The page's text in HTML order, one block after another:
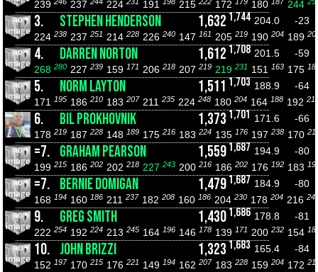
239 237 224 191 215 172 180 244
3. STEPHEN HENDERSON 1,632 1,744 204.0
-23
224 238 237 251 214 228 226 240 147 161 205 219 190 204 189
4. DARREN NORTON 1,612 1,708 201.5
-59
268 280 227 239 159 171 206 218 207 219 219 231 151 163 175
5. NORM LAYTON 1,511 1,703 188.9
-64
171
195 186 210 183 207 211 235 224 248 180 204 164 188 192
6. BIL PROKHOVNIK 1,373 1,701 171.6
-66
178 219 187 228 148 189 175 216 183 224 135 176 197 238 170
=7. GRAHAM PEARSON 1,5591,687 194.9
-80
199 215 186 202 202 218 227 243 200 216 186 202 176 192 183
=7. BERNIE DOMIGAN 1,4791,687 184.9
-80
168 194 160 186 211 237 182 208 160 186 204 230 178 204 216
9. GREG SMITH 1,4301,686 178.8
-81
222 254 192 224 213 245 164 196 146 178 139 171 200 232 154
10. JOHN BRIZZI 1,323 1,683 165.4
-84
152 197 170 215 176 221 149 194 162 207 183 228 159 204 172